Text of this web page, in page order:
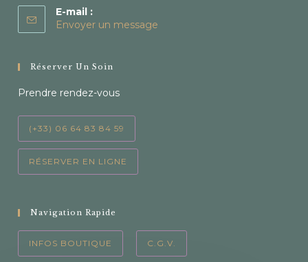
E-mail :
Envoyer un message
Réserver Un Soin
Prendre rendez-vous
(+33) 06 64 83 84 59
RÉSERVER EN LIGNE
Navigation Rapide
INFOS BOUTIQUE C.G.V.